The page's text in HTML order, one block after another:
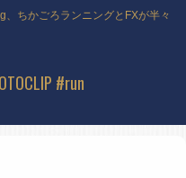
ちかごろランニングとFXが半々
#run